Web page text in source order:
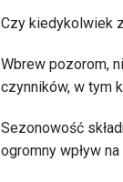
Czy kiedykolwiek
Wbrew pozorom,
czynników, w tym
Sezonowość
ogromny wpływ